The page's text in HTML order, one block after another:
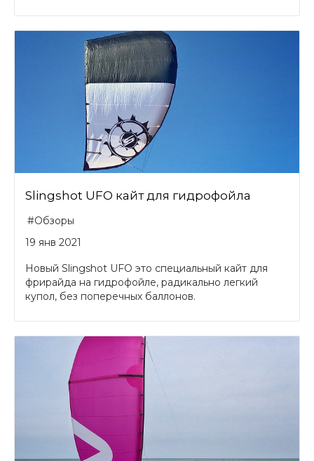
Slingshot UFO кайт для гидрофойла
#Обзоры
19 янв 2021
Новый Slingshot UFO это специальный кайт для
фрирайда на гидрофойле, радикально легкий
купол, без поперечных баллонов.